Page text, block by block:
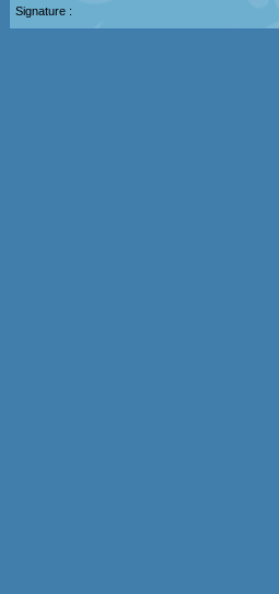
Signature :